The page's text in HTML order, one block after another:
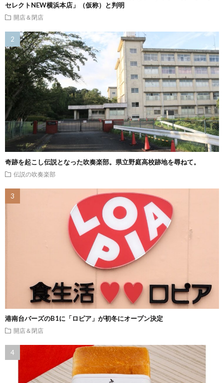
セレクトNEW横浜本店」（仮称）と判明
開店＆閉店
奇跡を起こし伝説となった吹奏楽部。県立野庭高校跡地を尋ねて。
伝説の吹奏楽部
港南台バーズのB1に「ロピア」が初冬にオープン決定
開店＆閉店